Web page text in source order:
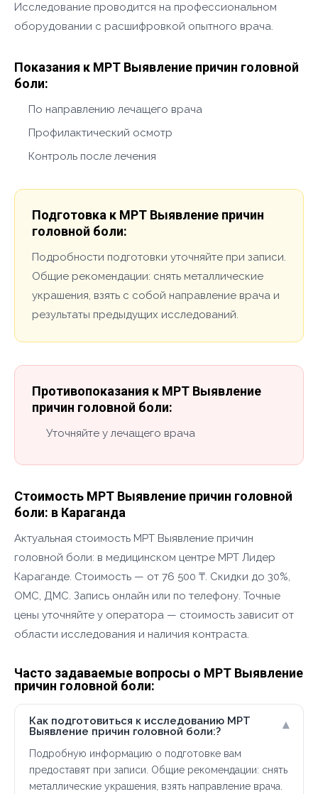
Исследование проводится на профессиональном
оборудовании с расшифровкой опытного врача.
Показания к МРТ Выявление причин головной
боли:
По направлению лечащего врача
Профилактический осмотр
Контроль после лечения
Подготовка к МРТ Выявление причин
головной боли:
Подробности подготовки уточняйте при записи.
Общие рекомендации: снять металлические
украшения, взять с собой направление врача и
результаты предыдущих исследований.
Противопоказания к МРТ Выявление
причин головной боли:
Уточняйте у лечащего врача
Стоимость МРТ Выявление причин головной
боли: в Караганда
Актуальная стоимость МРТ Выявление причин
головной боли: в медицинском центре МРТ Лидер
Караганде. Стоимость — от 76 500 ₸. Скидки до 30%,
ОМС, ДМС. Запись онлайн или по телефону. Точные
цены уточняйте у оператора — стоимость зависит от
области исследования и наличия контраста.
Часто задаваемые вопросы о МРТ Выявление
причин головной боли:
Как подготовиться к исследованию МРТ
Выявление причин головной боли:?
▾
Подробную информацию о подготовке вам
предоставят при записи. Общие рекомендации: снять
металлические украшения, взять направление врача.